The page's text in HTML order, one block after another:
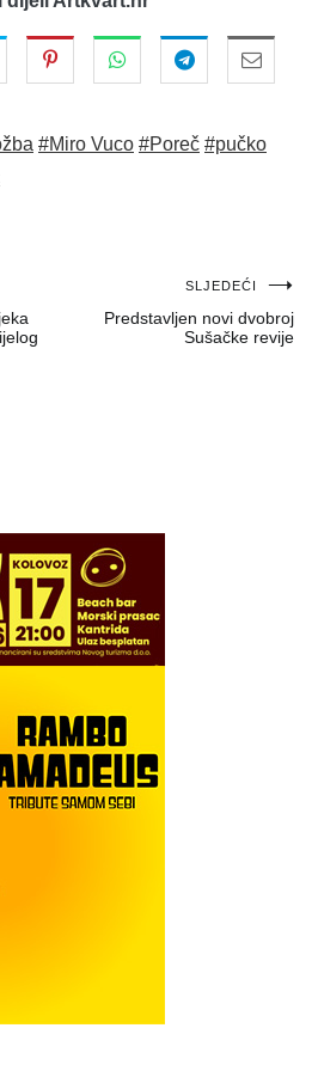
#Miro Vuco #Poreč #pučko
SLJEDEĆI
Predstavljen novi dvobroj
Sušačke revije